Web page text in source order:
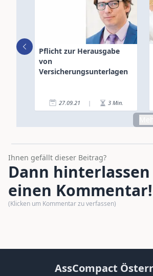
Pflicht zur Herausgabe
von
Versicherungsunterlagen
27.09.21 | 3 Min.
Ihnen gefällt dieser Beitrag?
Dann hinterlassen
einen Kommentar!
(Klicken um Kommentar zu verfassen)
AssCompact